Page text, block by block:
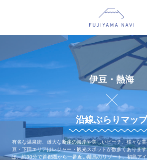
伊豆・熱海
沿線ぶらりマップ
有名な温泉街、雄大な断崖の海岸や美しいビーチ、様々な
豆・下田エリアはレジャー・観光スポットが数多くありま
ば、約30分で首都圏から一番近い離島のリゾート、初島ア